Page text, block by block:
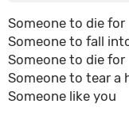
Someone to die for
Someone to fall
Someone to die for
Someone to tear a
Someone like you